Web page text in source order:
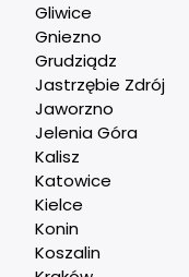
Gliwice
Gniezno
Grudziądz
Jastrzębie Zdrój
Jaworzno
Jelenia Góra
Kalisz
Katowice
Kielce
Konin
Koszalin